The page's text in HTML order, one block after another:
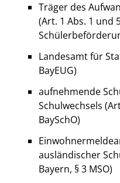
Träger des
(Art. 1 Abs. 1 und
Landesamt für
BayEUG)
aufnehmende
Schulwechsels
BaySchO)
ausländischer
Bayern, § 3 MSO)